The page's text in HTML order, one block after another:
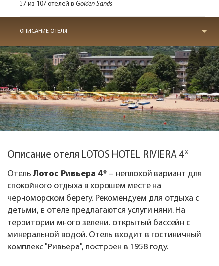
37 из 107 отелей в Golden Sands
ОПИСАНИЕ ОТЕЛЯ
Описание отеля LOTOS HOTEL RIVIERA 4*
ОтельЛотос Ривьера 4* – неплохой вариант для
спокойного отдыха в хорошем месте на
черноморском берегу. Рекомендуем для отдыха с
детьми, в отеле предлагаются услуги няни. На
территории много зелени, открытый бассейн с
минеральной водой. Отель входит в гостиничный
комплекс "Ривьера", построен в 1958 году.